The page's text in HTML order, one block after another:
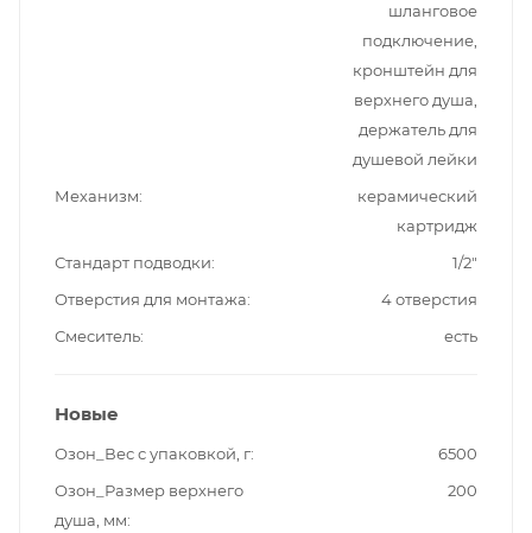
шланговое
подключение,
кронштейн для
верхнего душа,
держатель для
душевой лейки
Механизм
керамический
картридж
Стандарт подводки
1/2"
Отверстия для монтажа
4 отверстия
Смеситель
есть
Новые
Озон_Вес с упаковкой, г
6500
Озон_Размер верхнего
душа, мм
200